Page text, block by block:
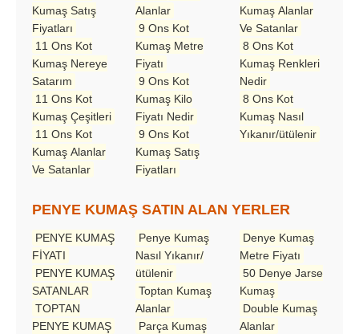
Kumaş Satış
Fiyatları
11 Ons Kot
Kumaş Nereye
Satarım
11 Ons Kot
Kumaş Çeşitleri
11 Ons Kot
Kumaş Alanlar
Ve Satanlar
Alanlar
9 Ons Kot
Kumaş Metre
Fiyatı
9 Ons Kot
Kumaş Kilo
Fiyatı Nedir
9 Ons Kot
Kumaş Satış
Fiyatları
Kumaş Alanlar
Ve Satanlar
8 Ons Kot
Kumaş Renkleri
Nedir
8 Ons Kot
Kumaş Nasıl
Yıkanır/ütülenir
PENYE KUMAŞ SATIN ALAN YERLER
PENYE KUMAŞ
FİYATI
PENYE KUMAŞ
SATANLAR
TOPTAN
PENYE KUMAŞ
Penye Kumaş
Nasıl Yıkanır/
ütülenir
Toptan Kumaş
Alanlar
Parça Kumaş
Denye Kumaş
Metre Fiyatı
50 Denye Jarse
Kumaş
Double Kumaş
Alanlar